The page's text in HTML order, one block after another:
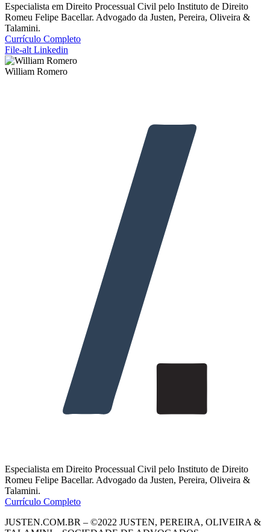
Especialista em Direito Processual Civil pelo Instituto de Direito
Romeu Felipe Bacellar. Advogado da Justen, Pereira, Oliveira &
Talamini.
Currículo Completo
File-alt Linkedin
William Romero
Especialista em Direito Processual Civil pelo Instituto de Direito
Romeu Felipe Bacellar. Advogado da Justen, Pereira, Oliveira &
Talamini.
Currículo Completo
JUSTEN.COM.BR – ©2022 JUSTEN, PEREIRA, OLIVEIRA &